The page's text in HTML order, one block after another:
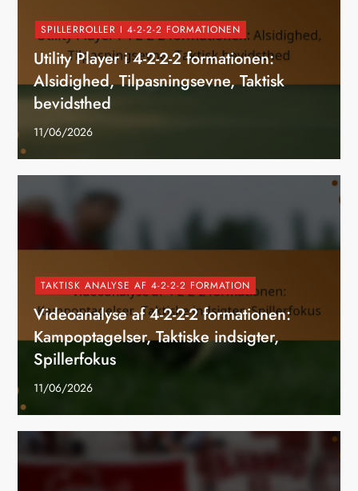
SPILLERROLLER I 4-2-2-2 FORMATIONEN
Utility Player i 4-2-2-2 formationen:
Alsidighed, Tilpasningsevne, Taktisk
bevidsthed
11/06/2026
TAKTISK ANALYSE AF 4-2-2-2 FORMATION
Videoanalyse af 4-2-2-2 formationen:
Kampoptagelser, Taktiske indsigter,
Spillerfokus
11/06/2026